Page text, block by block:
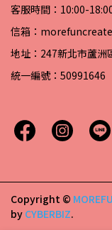
客服時間：10:00-
信箱：
地址：247新北市蘆洲
統一編號：50991646
Copyright ©
by CYBERBIZ.